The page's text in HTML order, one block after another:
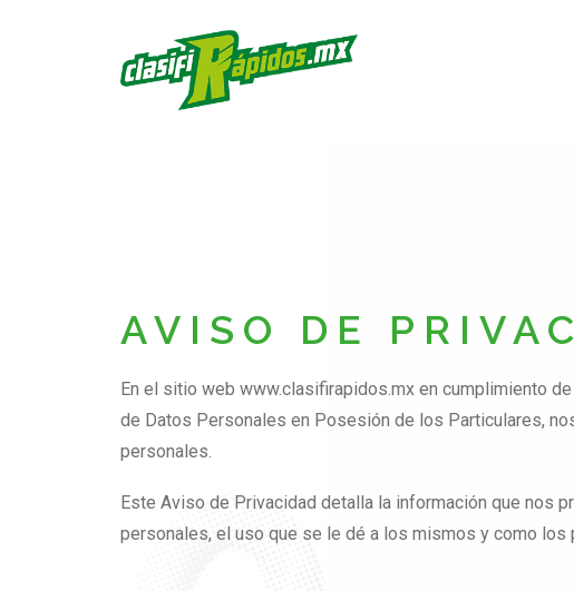
AVISO DE
En el sitio web www.clasifirapidos.mx en cumplimiento
de Datos Personales en Posesión de los Particulares,
personales.
Este Aviso de Privacidad detalla la información que nos
personales, el uso que se le dé a los mismos y como los